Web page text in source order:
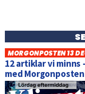
MORGONPOSTEN 13
12 artiklar vi minns
med Morgonposten